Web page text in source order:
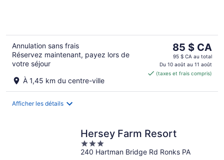
Annulation sans frais
Réservez maintenant, payez lors de
votre séjour
À 1,45 km du centre-ville
Le
prix
est
de 85 $ CA
85 $ CA
95 $ CA au total
Du 10 août au 11 août
(taxes et frais compris)
Afficher les détails
Hersey Farm Resort
3
out
240 Hartman Bridge Rd Ronks PA